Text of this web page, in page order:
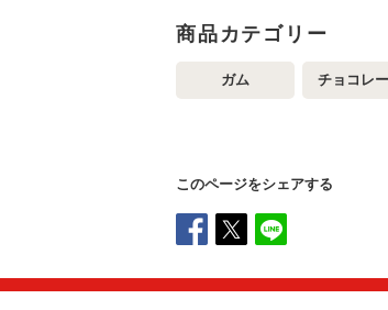
商品カテゴリー
ガム チョコレ
このページをシェアする